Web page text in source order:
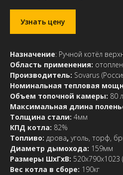
Узнать цену
Назначение: Ручной котёл
Область применения:
Производитель: Sovarus
Номинальная тепловая
Объем топочной камеры: 80
Максимальная длина
Толщина стали: 4мм
КПД котла: 82%
Топливо: дрова, уголь, торф,
Диаметр дымохода: 159мм
Размеры ШхГхВ: 520х790х1023
Вес котла в сборе: 190кг